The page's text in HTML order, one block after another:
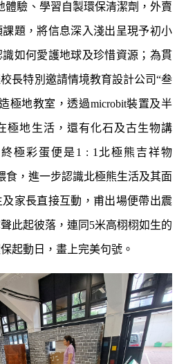
體驗、學習自製環保清潔劑，外賣
課題，將信息深入淺出呈現予初小
如何愛護地球及珍惜資源；為貫
長特別邀請情境教育設計公司“叁
極地教室，透過microbit裝置及半
極地生活，還有化石及古生物講
極彩蛋便是 1 : 1 北極熊吉祥物
食，進一步認識北極熊生活及其面
家長直接互動，甫出場便帶出震
此起彼落，連同 5米高栩栩如生的
起動日，畫上完美句號。